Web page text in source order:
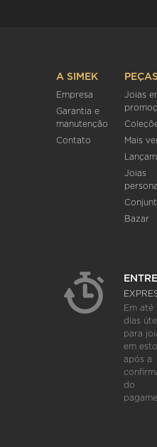
A SIMEK
Empresa
Garantia e
manutenção
Contato
PEÇAS
Joias
Mais
Joias
Bazar
Em até
dias
para
em
após a
do